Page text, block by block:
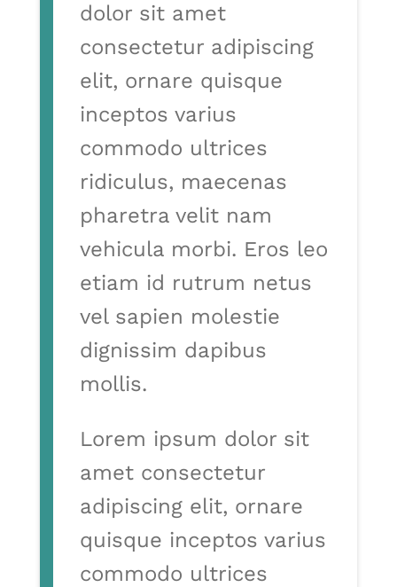
dolor sit amet
consectetur adipiscing
elit, ornare quisque
inceptos varius
commodo ultrices
ridiculus, maecenas
pharetra velit nam
vehicula morbi. Eros leo
etiam id rutrum netus
vel sapien molestie
dignissim dapibus
mollis.
Lorem ipsum dolor sit
amet consectetur
adipiscing elit, ornare
quisque inceptos varius
commodo ultrices